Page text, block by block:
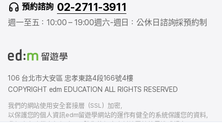
b
o
u
e
a
r
預約諮詢 02-2711-3911
週一至五：10:00 – 19:00週六-週日：公休日 諮詢採預約制
106 台北市大安區 忠孝東路4段166號4樓
COPYRIGHT edm EDUCATION ALL RIGHTS RESERVED
我們的網站使用安全套接層（SSL）加密，
以保護您的個人資訊edm留遊學網站的運作有健全的系統保護您的資料，
我們也有賠償責任保險，以防您的個人資料洩露給外界造成損害